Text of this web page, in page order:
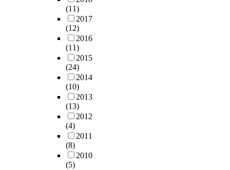
(11)
2017
(12)
2016
(11)
2015
(24)
2014
(10)
2013
(13)
2012
(4)
2011
(8)
2010
(5)